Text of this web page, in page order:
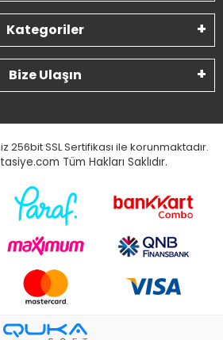
Kategoriler
Bize Ulaşın
256bit SSL Sertifikası ile korunmaktadır.
Tüm Hakları Saklıdır.